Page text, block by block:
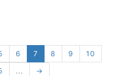
6 7 8 9
10
... →